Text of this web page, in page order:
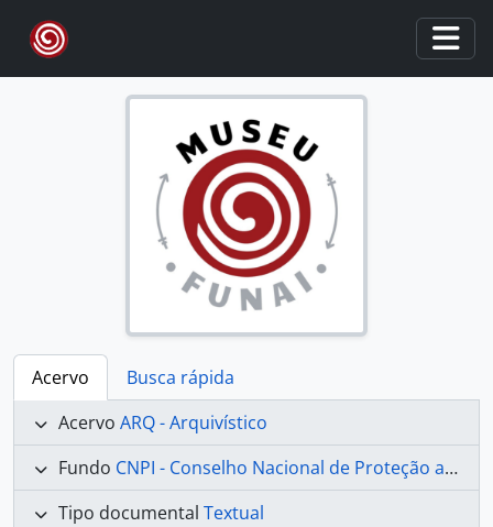
Skip to main content
Acervo
Busca rápida
Acervo ARQ - Arquivístico
Fundo CNPI - Conselho Nacional de Proteção aos Índios
Tipo documental Textual